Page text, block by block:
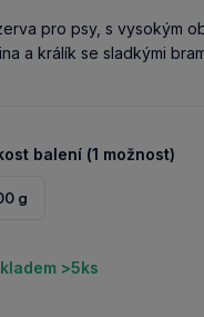
pro psy, s vysokým
a králík se sladkými
balení (1 možnost)
g
>5ks